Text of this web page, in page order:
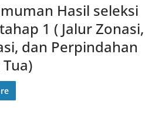
Hasil seleksi
1 ( Jalur Zonasi,
dan Perpindahan